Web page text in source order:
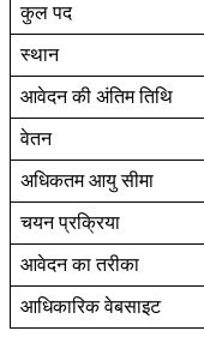
कुल पद
स्थान
आवेदन की अंतिम तिथि
वेतन
अधिकतम आयु सीमा
चयन प्रक्रिया
आवेदन का तरीका
आधिकारिक वेबसाइट